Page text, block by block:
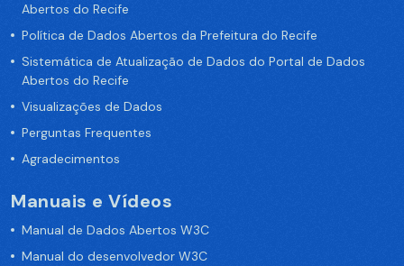
Abertos do Recife
Política de Dados Abertos da Prefeitura do Recife
Sistemática de Atualização de Dados do Portal de Dados
Abertos do Recife
Visualizações de Dados
Perguntas Frequentes
Agradecimentos
Manuais e Vídeos
Manual de Dados Abertos W3C
Manual do desenvolvedor W3C